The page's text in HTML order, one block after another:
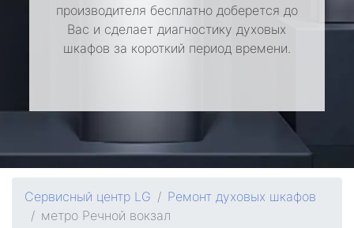
производителя бесплатно доберется до
Вас и сделает диагностику духовых
шкафов за короткий период времени.
Сервисный центр LG
Ремонт духовых шкафов
метро Речной вокзал